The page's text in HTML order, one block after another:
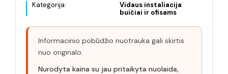
Kategorija:
Vidaus instaliacija
buičiai ir ofisams
Informacinio pobūdžio nuotrauka gali skirtis
nuo originalo.
Nurodyta kaina su jau pritaikyta nuolaida,